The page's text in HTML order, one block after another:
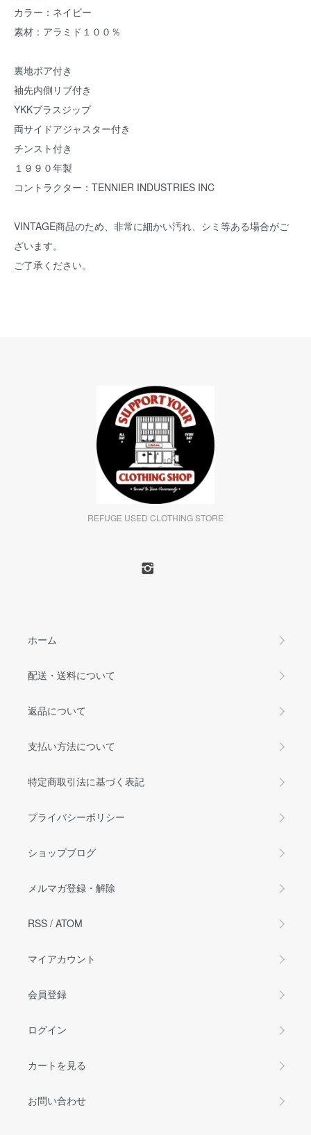
カラー：ネイビー
素材：アラミド１００％
裏地ボア付き
袖先内側リブ付き
YKKブラスジップ
両サイドアジャスター付き
チンスト付き
１９９０年製
コントラクター：TENNIER INDUSTRIES INC
VINTAGE商品のため、非常に細かい汚れ、シミ等ある場合がご
ざいます。
ご了承ください。
REFUGE USED CLOTHING STORE
ホーム
配送・送料について
返品について
支払い方法について
特定商取引法に基づく表記
プライバシーポリシー
ショップブログ
メルマガ登録・解除
RSS / ATOM
マイアカウント
会員登録
ログイン
カートを見る
お問い合わせ